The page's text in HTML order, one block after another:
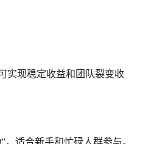
实现稳定收益和团队裂变收
适合新手和忙碌人群参与。